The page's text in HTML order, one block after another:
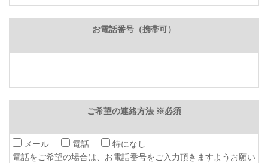
お電話番号（携帯可）
ご希望の連絡方法 ※必須
メール 電話
特になし
電話をご希望の場合は、お電話番号をご入力頂きますようお願い